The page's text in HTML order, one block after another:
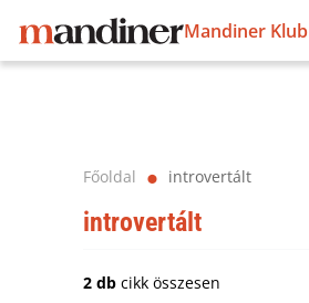
Mandiner Klub
Főoldal ⬤ introvertált
introvertált
2 db cikk összesen